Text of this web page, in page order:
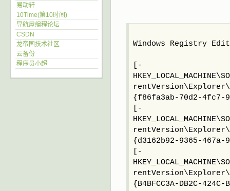
Windows Registry
[-
{f86fa3ab-70d2-
[-
{d3162b92-9365-467a-
[-
{B4BFCC3A-DB2C-
易动轩
10Time(第10时间)
导航屋编程论坛
CSDN
龙帝国技术社区
云备份
程序员小超